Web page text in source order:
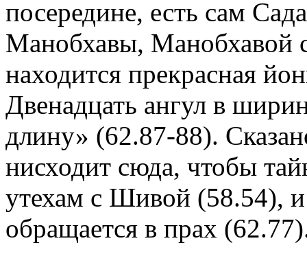
посередине, есть сам
Манобхавы, Манобхавой
находится прекрасная
Двенадцать ангул в
длину» (62.87-88).
нисходит сюда, чтобы
утехам с Шивой (58.54),
обращается в прах